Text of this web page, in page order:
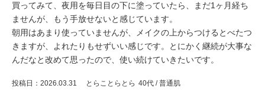
買ってみて、夜用を毎日目の下に塗っていたら、まだ1ヶ月経ち
ませんが、もう手放せないと感じています。
朝用はあまり使っていませんが、メイクの上からつけるとべたつ
きますが、よれたりもせずいい感じです。とにかく継続が大事な
んだなと改めて思ったので、使い続けていきたいです。
投稿日 2026.03.31 とらことらとら 40代 / 普通肌